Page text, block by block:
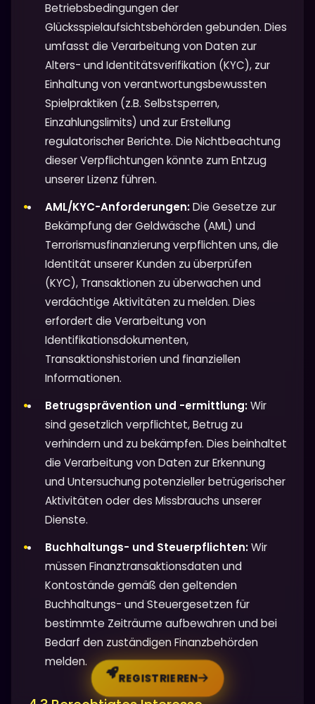
Betriebsbedingungen der
Glücksspielaufsichtsbehörden gebunden. Dies
umfasst die Verarbeitung von Daten zur
Alters- und Identitätsverifikation (KYC), zur
Einhaltung von verantwortungsbewussten
Spielpraktiken (z.B. Selbstsperren,
Einzahlungslimits) und zur Erstellung
regulatorischer Berichte. Die Nichtbeachtung
dieser Verpflichtungen könnte zum Entzug
unserer Lizenz führen.
AML/KYC-Anforderungen:Die Gesetze zur
Bekämpfung der Geldwäsche (AML) und
Terrorismusfinanzierung verpflichten uns, die
Identität unserer Kunden zu überprüfen
(KYC), Transaktionen zu überwachen und
verdächtige Aktivitäten zu melden. Dies
erfordert die Verarbeitung von
Identifikationsdokumenten,
Transaktionshistorien und finanziellen
Informationen.
Betrugsprävention und -ermittlung:Wir
sind gesetzlich verpflichtet, Betrug zu
verhindern und zu bekämpfen. Dies beinhaltet
die Verarbeitung von Daten zur Erkennung
und Untersuchung potenzieller betrügerischer
Aktivitäten oder des Missbrauchs unserer
Dienste.
Buchhaltungs- und Steuerpflichten:Wir
müssen Finanztransaktionsdaten und
Kontostände gemäß den geltenden
Buchhaltungs- und Steuergesetzen für
bestimmte Zeiträume aufbewahren und bei
Bedarf den zuständigen Finanzbehörden
melden.
REGISTRIEREN